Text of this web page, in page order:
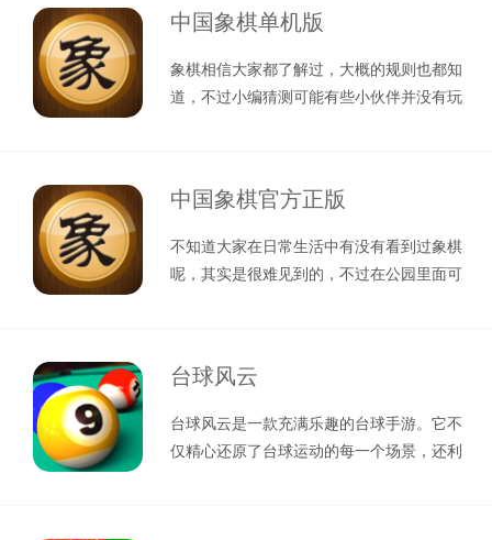
中国象棋单机版
象棋相信大家都了解过，大概的规则也都知
道，不过小编猜测可能有些小伙伴并没有玩
中国象棋官方正版
不知道大家在日常生活中有没有看到过象棋
呢，其实是很难见到的，不过在公园里面可
台球风云
台球风云是一款充满乐趣的台球手游。它不
仅精心还原了台球运动的每一个场景，还利